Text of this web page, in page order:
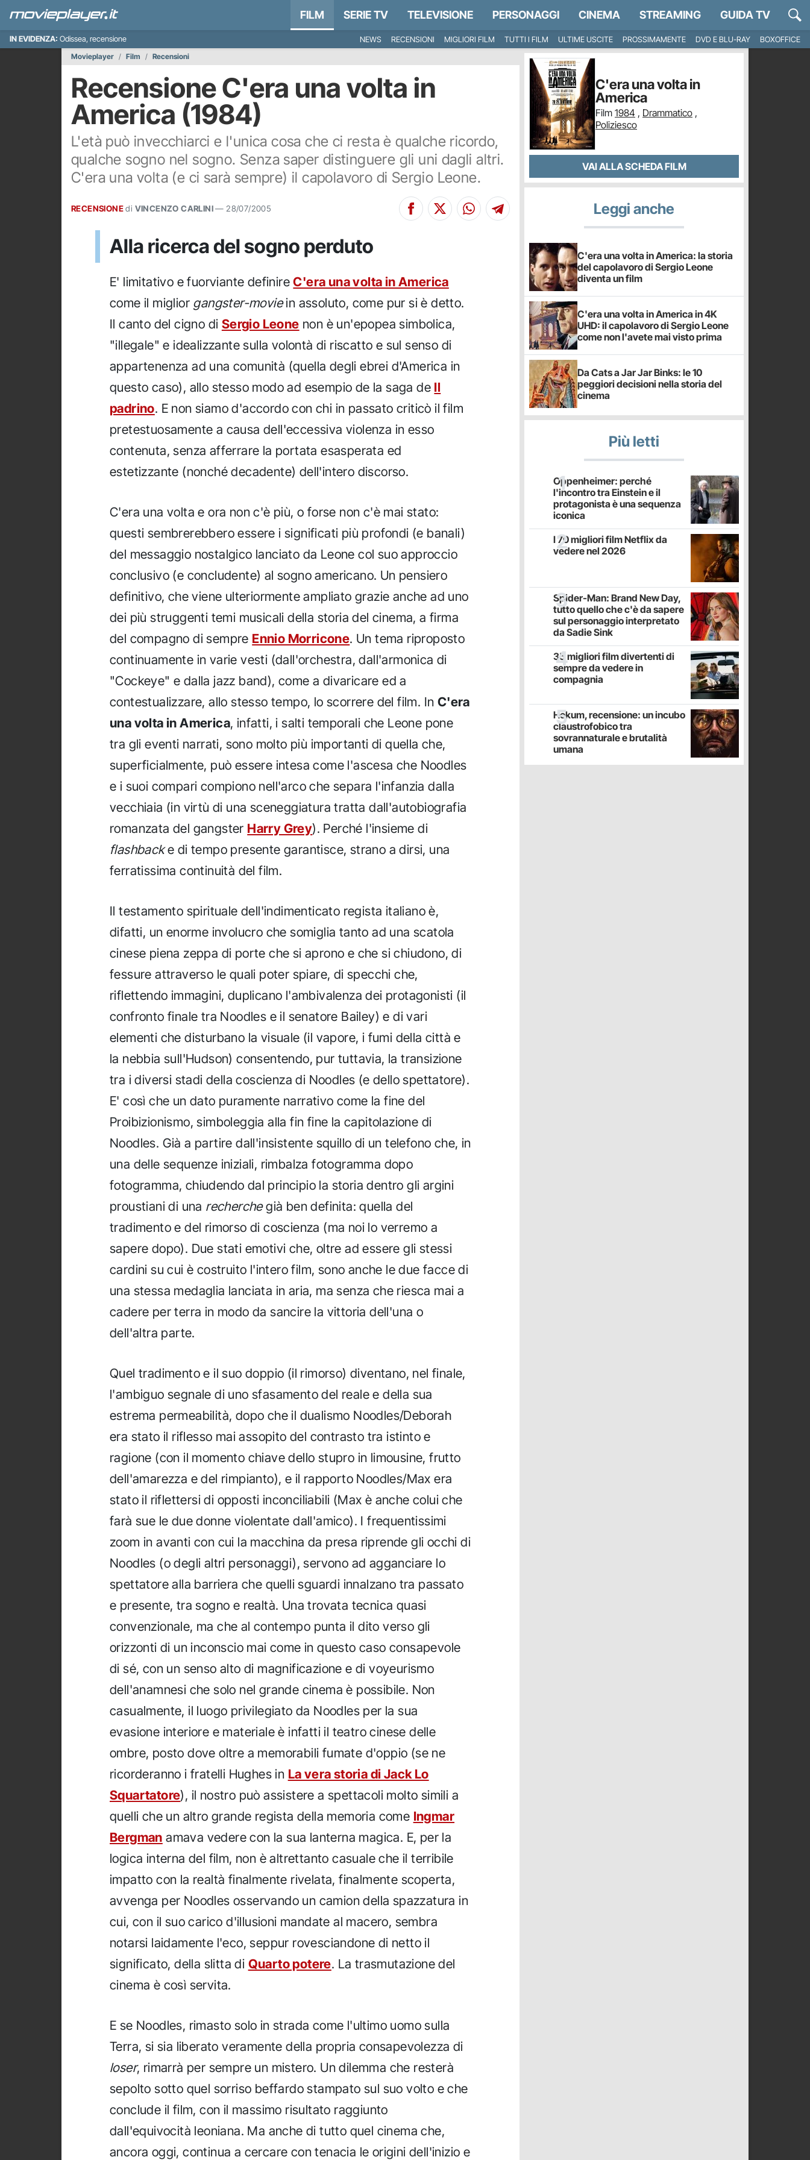
FILM SERIE TV TELEVISIONE PERSONAGGI CINEMA STREAMING GUIDA TV
IN EVIDENZA: Odissea, recensione NEWS RECENSIONI MIGLIORI FILM TUTTI I FILM ULTIME USCITE PROSSIMAMENTE DVD E BLU-RAY
BOXOFFICE
Movieplayer
Film Recensioni
Recensione C'era una volta in
America (1984)
L'età può invecchiarci e l'unica cosa che ci resta è qualche ricordo,
qualche sogno nel sogno. Senza saper distinguere gli uni dagli altri.
C'era una volta (e ci sarà sempre) il capolavoro di Sergio Leone.
RECENSIONE di VINCENZO CARLINI—28/07/2005
Alla ricerca del sogno perduto
E' limitativo e fuorviante definireC'era una volta in America
come il miglior gangster-moviein assoluto, come pur si è detto.
Il canto del cigno di Sergio Leone non è un'epopea simbolica,
"illegale" e idealizzante sulla volontà di riscatto e sul senso di
appartenenza ad una comunità (quella degli ebrei d'America in
questo caso), allo stesso modo ad esempio de la saga de Il
padrino. E non siamo d'accordo con chi in passato criticò il film
pretestuosamente a causa dell'eccessiva violenza in esso
contenuta, senza afferrare la portata esasperata ed
estetizzante (nonché decadente) dell'intero discorso.
C'era una volta e ora non c'è più, o forse non c'è mai stato:
questi sembrerebbero essere i significati più profondi (e banali)
del messaggio nostalgico lanciato da Leone col suo approccio
conclusivo (e concludente) al sogno americano. Un pensiero
definitivo, che viene ulteriormente ampliato grazie anche ad uno
dei più struggenti temi musicali della storia del cinema, a firma
del compagno di sempre Ennio Morricone. Un tema riproposto
continuamente in varie vesti (dall'orchestra, dall'armonica di
"Cockeye" e dalla jazz band), come a divaricare ed a
contestualizzare, allo stesso tempo, lo scorrere del film. In C'era
una volta in America, infatti, i salti temporali che Leone pone
tra gli eventi narrati, sono molto più importanti di quella che,
superficialmente, può essere intesa come l'ascesa che Noodles
e i suoi compari compiono nell'arco che separa l'infanzia dalla
vecchiaia (in virtù di una sceneggiatura tratta dall'autobiografia
romanzata del gangster Harry Grey). Perché l'insieme di
flashbacke di tempo presente garantisce, strano a dirsi, una
ferratissima continuità del film.
Il testamento spirituale dell'indimenticato regista italiano è,
difatti, un enorme involucro che somiglia tanto ad una scatola
cinese piena zeppa di porte che si aprono e che si chiudono, di
fessure attraverso le quali poter spiare, di specchi che,
riflettendo immagini, duplicano l'ambivalenza dei protagonisti (il
confronto finale tra Noodles e il senatore Bailey) e di vari
elementi che disturbano la visuale (il vapore, i fumi della città e
la nebbia sull'Hudson) consentendo, pur tuttavia, la transizione
tra i diversi stadi della coscienza di Noodles (e dello spettatore).
E' così che un dato puramente narrativo come la fine del
Proibizionismo, simboleggia alla fin fine la capitolazione di
Noodles. Già a partire dall'insistente squillo di un telefono che, in
una delle sequenze iniziali, rimbalza fotogramma dopo
fotogramma, chiudendo dal principio la storia dentro gli argini
proustiani di una recherchegià ben definita: quella del
tradimento e del rimorso di coscienza (ma noi lo verremo a
sapere dopo). Due stati emotivi che, oltre ad essere gli stessi
cardini su cui è costruito l'intero film, sono anche le due facce di
una stessa medaglia lanciata in aria, ma senza che riesca mai a
cadere per terra in modo da sancire la vittoria dell'una o
dell'altra parte.
Quel tradimento e il suo doppio (il rimorso) diventano, nel finale,
l'ambiguo segnale di uno sfasamento del reale e della sua
estrema permeabilità, dopo che il dualismo Noodles/Deborah
era stato il riflesso mai assopito del contrasto tra istinto e
ragione (con il momento chiave dello stupro in limousine, frutto
dell'amarezza e del rimpianto), e il rapporto Noodles/Max era
stato il riflettersi di opposti inconciliabili (Max è anche colui che
farà sue le due donne violentate dall'amico). I frequentissimi
zoom in avanti con cui la macchina da presa riprende gli occhi di
Noodles (o degli altri personaggi), servono ad agganciare lo
spettatore alla barriera che quelli sguardi innalzano tra passato
e presente, tra sogno e realtà. Una trovata tecnica quasi
convenzionale, ma che al contempo punta il dito verso gli
orizzonti di un inconscio mai come in questo caso consapevole
di sé, con un senso alto di magnificazione e di voyeurismo
dell'anamnesi che solo nel grande cinema è possibile. Non
casualmente, il luogo privilegiato da Noodles per la sua
evasione interiore e materiale è infatti il teatro cinese delle
ombre, posto dove oltre a memorabili fumate d'oppio (se ne
ricorderanno i fratelli Hughes in La vera storia di Jack Lo
Squartatore), il nostro può assistere a spettacoli molto simili a
quelli che un altro grande regista della memoria come Ingmar
Bergman amava vedere con la sua lanterna magica. E, per la
logica interna del film, non è altrettanto casuale che il terribile
impatto con la realtà finalmente rivelata, finalmente scoperta,
avvenga per Noodles osservando un camion della spazzatura in
cui, con il suo carico d'illusioni mandate al macero, sembra
notarsi laidamente l'eco, seppur rovesciandone di netto il
significato, della slitta di Quarto potere. La trasmutazione del
cinema è così servita.
E se Noodles, rimasto solo in strada come l'ultimo uomo sulla
Terra, si sia liberato veramente della propria consapevolezza di
loser, rimarrà per sempre un mistero. Un dilemma che resterà
sepolto sotto quel sorriso beffardo stampato sul suo volto e che
conclude il film, con il massimo risultato raggiunto
dall'equivocità leoniana. Ma anche di tutto quel cinema che,
ancora oggi, continua a cercare con tenacia le origini dell'inizio e
C'era una volta in
America
Film 1984 , Drammatico ,
Poliziesco
VAI ALLA SCHEDA FILM
Leggi anche
C'era una volta in America: la storia
del capolavoro di Sergio Leone
diventa un film
C'era una volta in America in 4K
UHD: il capolavoro di Sergio Leone
come non l'avete mai visto prima
Da Cats a Jar Jar Binks: le 10
peggiori decisioni nella storia del
cinema
Più letti
Oppenheimer: perché
l'incontro tra Einstein e il
protagonista è una sequenza
iconica
I 70 migliori film Netflix da
vedere nel 2026
Spider-Man: Brand New Day,
tutto quello che c'è da sapere
sul personaggio interpretato
da Sadie Sink
35 migliori film divertenti di
sempre da vedere in
compagnia
Hokum, recensione: un incubo
claustrofobico tra
sovrannaturale e brutalità
umana